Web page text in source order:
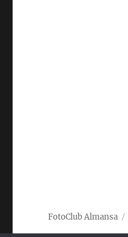
FotoClub Almansa